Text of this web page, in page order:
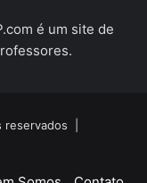
é um site de
reservados |